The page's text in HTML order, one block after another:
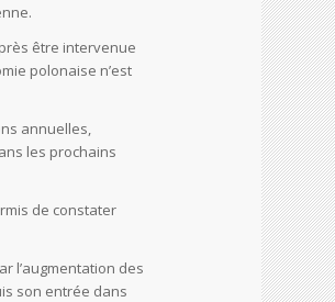
être intervenue
polonaise n’est
annuelles,
les prochains
de constater
l’augmentation des
son entrée dans